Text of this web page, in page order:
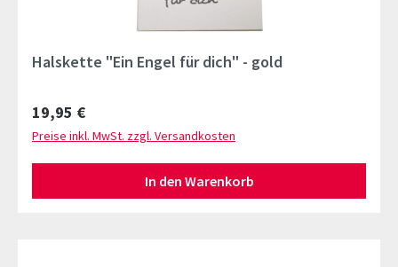
Halskette "Ein Engel für dich" - gold
Regulärer Preis:
19,95 €
Preise inkl. MwSt. zzgl. Versandkosten
In den Warenkorb